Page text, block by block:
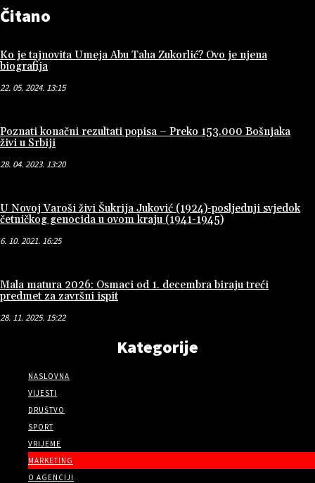
Čitano
Ko je tajnovita Umeja Abu Taha Zukorlić? Ovo je njena
biografija
22. 05. 2024. 13:15
Poznati konačni rezultati popisa – Preko 153.000 Bošnjaka
živi u Srbiji
28. 04. 2023. 13:20
U Novoj Varoši živi Šukrija Juković (1924)-posljednji svjedok
četničkog genocida u ovom kraju (1941-1945)
6. 10. 2021. 16:25
Mala matura 2026: Osmaci od 1. decembra biraju treći
predmet za završni ispit
28. 11. 2025. 15:22
Kategorije
NASLOVNA
VIJESTI
DRUŠTVO
SPORT
VRIJEME
MARKETING
O AGENCIJI